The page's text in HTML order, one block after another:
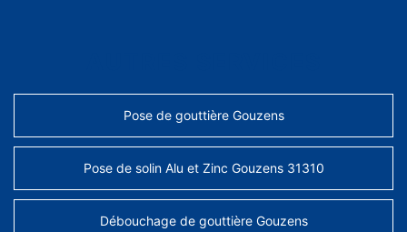
Pose de gouttière Gouzens
Pose de solin Alu et Zinc Gouzens 31310
Débouchage de gouttière Gouzens